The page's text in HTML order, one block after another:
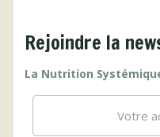
Rejoindre la
La Nutrition